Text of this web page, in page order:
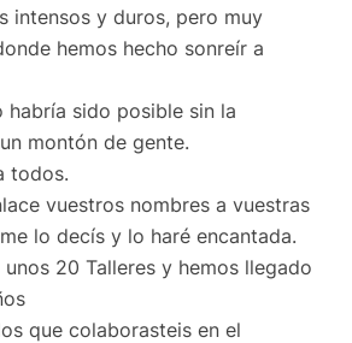
intensos y duros, pero muy
hemos hecho sonreír a
habría sido posible sin la
montón de gente.
todos.
vuestros nombres a vuestras
lo decís y lo haré encantada.
20 Talleres y hemos llegado
que colaborasteis en el